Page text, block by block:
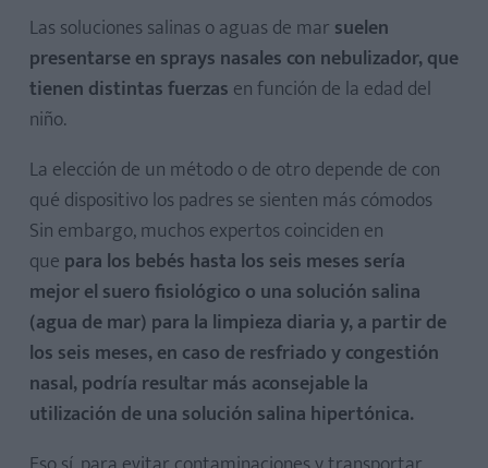
Las soluciones salinas o aguas de mar suelen
presentarse en sprays nasales con nebulizador,que
tienen distintas fuerzas en función de la edad del
niño.
La elección de un método o de otro depende de con
qué dispositivo los padres se sienten más cómodos
Sin embargo, muchos expertos coinciden en
que para los bebés hasta los seis meses sería
mejor el suero fisiológico o una solución salina
(agua de mar) para la limpieza diaria y, a partir de
los seis meses, en caso de resfriado y congestión
nasal, podría resultar más aconsejable la
utilización de una solución salina hipertónica.